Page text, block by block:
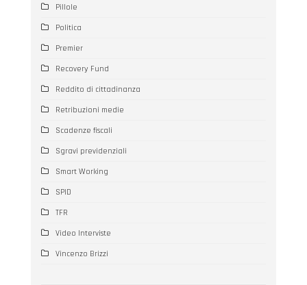
Pillole
Politica
Premier
Recovery Fund
Reddito di cittadinanza
Retribuzioni medie
Scadenze fiscali
Sgravi previdenziali
Smart Working
SPID
TFR
Video Interviste
Vincenzo Brizzi